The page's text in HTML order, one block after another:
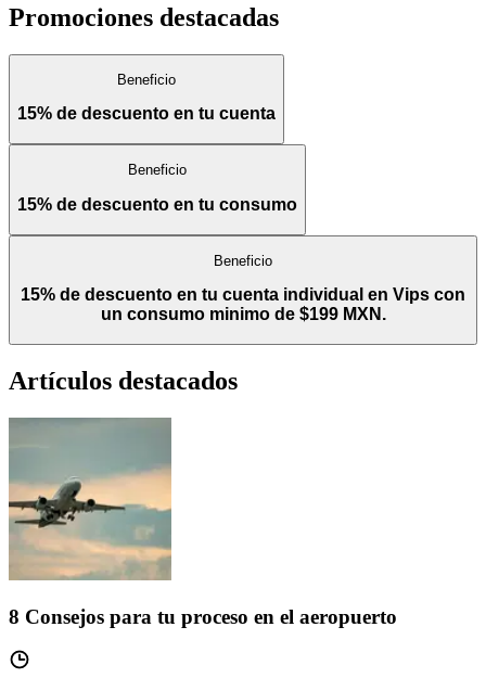
Promociones destacadas
Beneficio
15% de descuento en tu cuenta
Beneficio
15% de descuento en tu consumo
Beneficio
15% de descuento en tu cuenta individual en Vips con
un consumo minimo de $199 MXN.
Artículos destacados
8 Consejos para tu proceso en el aeropuerto